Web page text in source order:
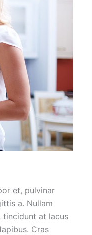
et, pulvinar
a. Nullam
tincidunt at lacus
Cras